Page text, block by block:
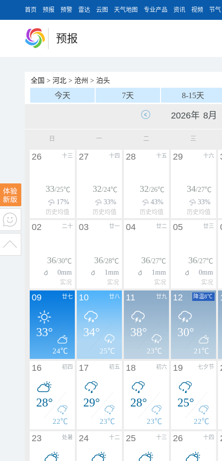
首页 预报 预警 雷达 云图 天气地图 专业产品 资讯 视频 节气
预报
全国 > 河北 > 沧州 > 泊头
今天 7天 8-15天
日 一 二 三
十三
26
33/25℃
17%
历史均值
十四
27
32/24℃
33%
历史均值
十五
28
32/26℃
43%
历史均值
十六
29
34/27℃
33%
历史均值
二十
02
36/30℃
0mm
实况
廿一
03
36/28℃
1mm
实况
廿二
04
36/27℃
1mm
实况
廿三
05
36/27℃
0mm
实况
廿七
09
33°
24℃
廿八
10
34°
25℃
廿九
11
38°
23℃
降温8℃
12
30°
21℃
初四
16
28°
22℃
初五
17
29°
23℃
初六
18
28°
23℃
七夕节
19
25°
22℃
处暑
23 十二
24 十三
25 十四
26